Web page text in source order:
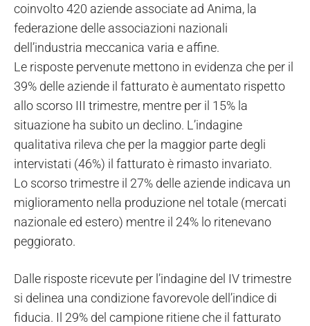
coinvolto 420 aziende associate ad Anima, la
federazione delle associazioni nazionali
dell’industria meccanica varia e affine.
Le risposte pervenute mettono in evidenza che per il
39% delle aziende il fatturato è aumentato rispetto
allo scorso III trimestre, mentre per il 15% la
situazione ha subito un declino. L’indagine
qualitativa rileva che per la maggior parte degli
intervistati (46%) il fatturato è rimasto invariato.
Lo scorso trimestre il 27% delle aziende indicava un
miglioramento nella produzione nel totale (mercati
nazionale ed estero) mentre il 24% lo ritenevano
peggiorato.
Dalle risposte ricevute per l’indagine del IV trimestre
si delinea una condizione favorevole dell’indice di
fiducia. Il 29% del campione ritiene che il fatturato